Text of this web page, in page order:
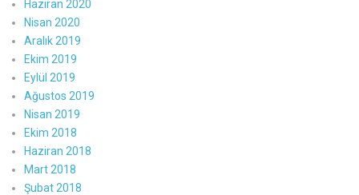
Haziran 2020
Nisan 2020
Aralık 2019
Ekim 2019
Eylül 2019
Ağustos 2019
Nisan 2019
Ekim 2018
Haziran 2018
Mart 2018
Şubat 2018